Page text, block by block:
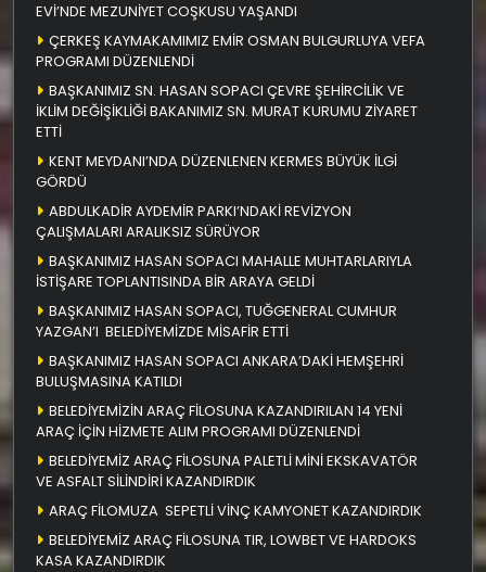
EVİ’NDE MEZUNİYET COŞKUSU YAŞANDI
ÇERKEŞ KAYMAKAMIMIZ EMİR OSMAN BULGURLUYA VEFA
PROGRAMI DÜZENLENDİ
BAŞKANIMIZ SN. HASAN SOPACI ÇEVRE ŞEHİRCİLİK VE
İKLİM DEĞİŞİKLİĞİ BAKANIMIZ SN. MURAT KURUMU ZİYARET
ETTİ
KENT MEYDANI’NDA DÜZENLENEN KERMES BÜYÜK İLGİ
GÖRDÜ
ABDULKADİR AYDEMİR PARKI’NDAKİ REVİZYON
ÇALIŞMALARI ARALIKSIZ SÜRÜYOR
BAŞKANIMIZ HASAN SOPACI MAHALLE MUHTARLARIYLA
İSTİŞARE TOPLANTISINDA BİR ARAYA GELDİ
BAŞKANIMIZ HASAN SOPACI, TUĞGENERAL CUMHUR
YAZGAN’I BELEDİYEMİZDE MİSAFİR ETTİ
BAŞKANIMIZ HASAN SOPACI ANKARA’DAKİ HEMŞEHRİ
BULUŞMASINA KATILDI
BELEDİYEMİZİN ARAÇ FİLOSUNA KAZANDIRILAN 14 YENİ
ARAÇ İÇİN HİZMETE ALIM PROGRAMI DÜZENLENDİ
BELEDİYEMİZ ARAÇ FİLOSUNA PALETLİ MİNİ EKSKAVATÖR
VE ASFALT SİLİNDİRİ KAZANDIRDIK
ARAÇ FİLOMUZA SEPETLİ VİNÇ KAMYONET KAZANDIRDIK
BELEDİYEMİZ ARAÇ FİLOSUNA TIR, LOWBET VE HARDOKS
KASA KAZANDIRDIK